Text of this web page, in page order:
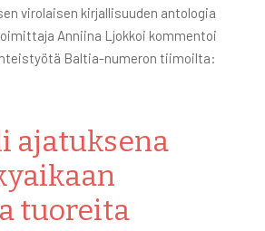
virolaisen kirjallisuuden antologia
Anniina Ljokkoi kommentoi
Baltia-numeron tiimoilta:
ajatuksena
tuoreita